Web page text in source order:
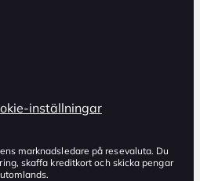
inställningar
marknadsledare på resevaluta. Du
skaffa kreditkort och skicka pengar
utomlands.